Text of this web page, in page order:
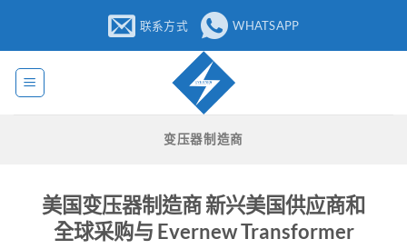
内
联系方式 WHATSAPP
变压器制造商
美国变压器制造商 新兴美国供应商和
全球采购与 Evernew Transformer